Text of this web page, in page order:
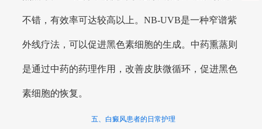
不错，有效率可达较高以上。NB-UVB是一种窄谱紫
外线疗法，可以促进黑色素细胞的生成。中药熏蒸则
是通过中药的药理作用，改善皮肤微循环，促进黑色
素细胞的恢复。
五、白癜风患者的日常护理